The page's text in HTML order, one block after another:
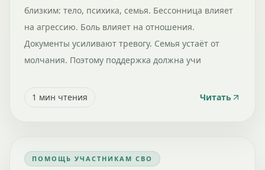
близким: тело, психика, семья. Бессонница влияет
на агрессию. Боль влияет на отношения.
Документы усиливают тревогу. Семья устаёт от
молчания. Поэтому поддержка должна учи
1 мин чтения Читать
ПОМОЩЬ УЧАСТНИКАМ СВО